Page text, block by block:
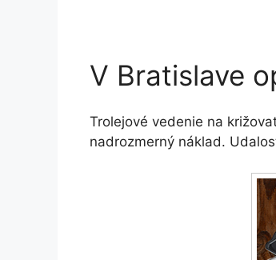
V Bratislave
Trolejové vedenie na
nadrozmerný náklad.